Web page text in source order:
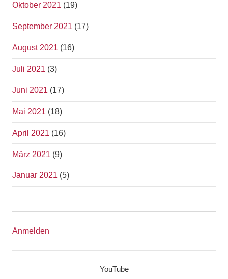
Oktober 2021 (19)
September 2021 (17)
August 2021 (16)
Juli 2021 (3)
Juni 2021 (17)
Mai 2021 (18)
April 2021 (16)
März 2021 (9)
Januar 2021 (5)
Anmelden
YouTube